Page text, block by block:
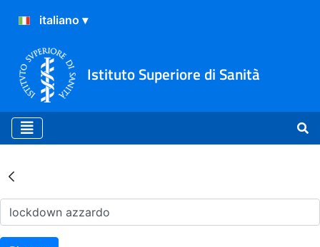
Istituto Superiore di Sanità
Risultati della Ricerca -